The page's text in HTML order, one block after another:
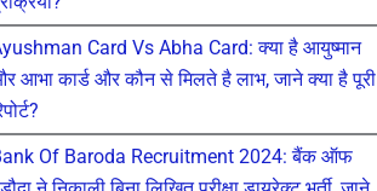
Card Vs Abha Card: क्या है आयुष्मान
आभा कार्ड और कौन से मिलते है लाभ, जाने क्या है पूरी
Of Baroda Recruitment 2024: बैंक ऑफ